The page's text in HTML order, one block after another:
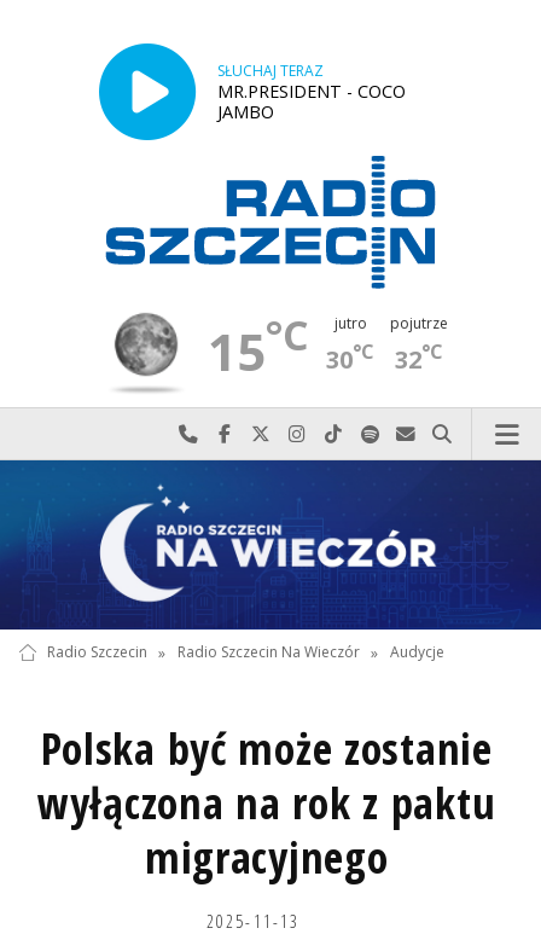
SŁUCHAJ TERAZ
MR.PRESIDENT - COCO
JAMBO
15°C jutro
30°C
pojutrze
32°C
Najlepiej po prostu do nas zadzwoń
Odwiedź nas na Facebook-u
Odwiedź nas na X
Odwiedź nas na Instagram-ie
Odwiedź nas na TikTok-u
Szukaj nas na Spotify
Wyślij do nas
Szukaj
Radio Szczecin » Radio Szczecin Na Wieczór » Audycje
Polska być może zostanie
wyłączona na rok z paktu
migracyjnego
2025-11-13